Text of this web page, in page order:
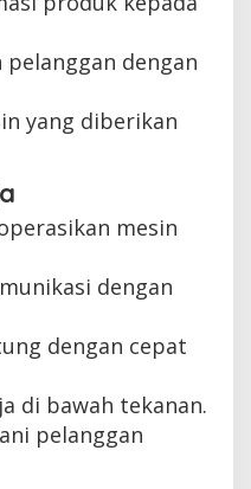
pelanggan dengan
yang diberikan
mesin
dengan
dengan cepat
di bawah tekanan.
pelanggan